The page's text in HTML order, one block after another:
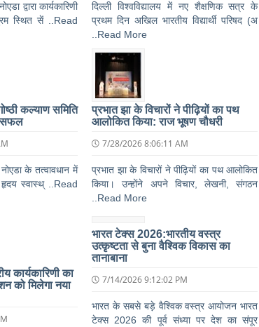
द्वारा कार्यकारिणी
स्थित सें ..Read
दिल्ली विश्वविद्यालय में नए शैक्षणिक सत्र के
प्रथम दिन अखिल भारतीय विद्यार्थी परिषद (अ
..Read More
कल्याण समिति
सफल
के तत्वावधान में
हृदय स्वास्थ् ..Read
प्रभात झा के विचारों ने पीढ़ियों का पथ
आलोकित किया: राज भूषण चौधरी
7/28/2026 8:06:11 AM
प्रभात झा के विचारों ने पीढ़ियों का पथ आलोकित
किया। उन्होंने अपने विचार, लेखनी, संगठन
..Read More
कार्यकारिणी का
को मिलेगा नया
भारत टेक्स 2026:भारतीय वस्त्र
उत्कृष्टता से बुना वैश्विक विकास का
तानाबाना
7/14/2026 9:12:02 PM
भारत के सबसे बड़े वैश्विक वस्त्र आयोजन भारत
टेक्स 2026 की पूर्व संध्या पर देश का संपूर